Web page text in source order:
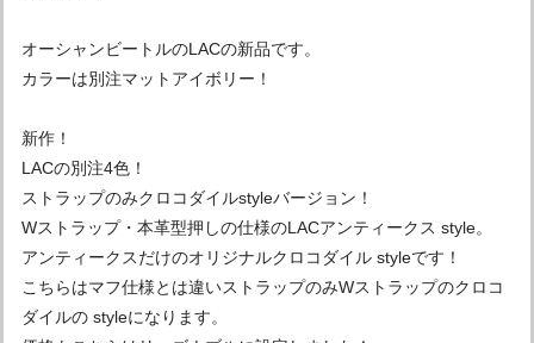
オーシャンビートルのLACの新品です。
カラーは別注マットアイボリー！
新作！
LACの別注4色！
ストラップのみクロコダイルstyleバージョン！
Wストラップ・本革型押しの仕様のLACアンティークス style。
アンティークスだけのオリジナルクロコダイル styleです！
こちらはマフ仕様とは違いストラップのみWストラップのクロコ
ダイルの styleになります。